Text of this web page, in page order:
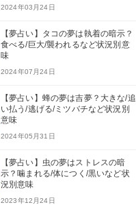
2024年03月24日
【夢占い】タコの夢は執着の暗示？
食べる/巨大/襲われるなど状況別意
味
2024年07月24日
【夢占い】蜂の夢は吉夢？大きな/追
い払う/逃げる/ミツバチなど状況別
意味
2024年05月31日
【夢占い】虫の夢はストレスの暗
示？噛まれる/体につく/黒いなど状
況別意味
2023年12月24日